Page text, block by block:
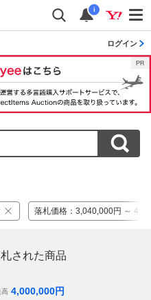
i
ログイン
落札価格 ： 3,040,000円 ～
された商品
高 4,000,000円